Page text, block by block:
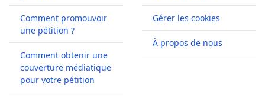
Comment promouvoir
une pétition ?
Comment obtenir une
couverture médiatique
pour votre pétition
Gérer les cookies
À propos de nous